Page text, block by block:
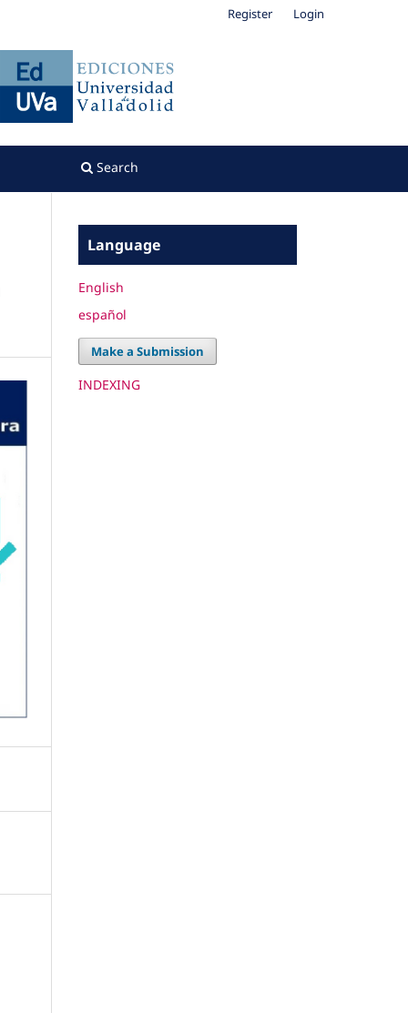
Search
Register Login
Language
English
español
Make a Submission
INDEXING